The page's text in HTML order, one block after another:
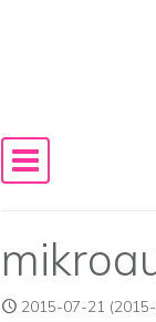
Main
2015-07-21